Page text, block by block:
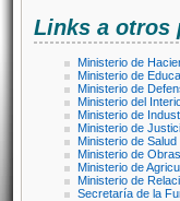
Links a otros
Ministerio de
Ministerio de
Ministerio de
Ministerio del
Ministerio de
Ministerio de
Ministerio de
Ministerio de
Ministerio de
Ministerio de
Secretaría de la